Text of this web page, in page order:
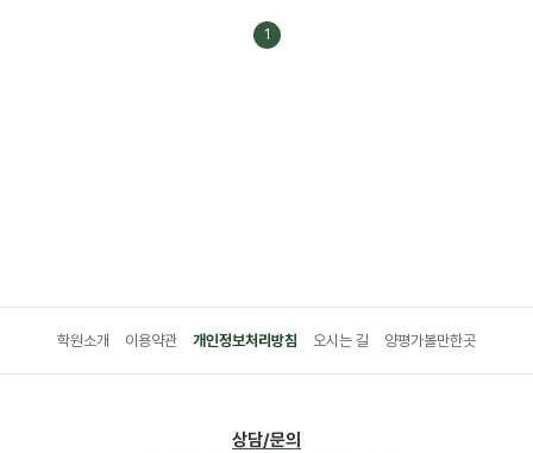
1
학원소개 이용약관 개인정보처리방침 오시는 길 양평가볼만한곳
상담/문의